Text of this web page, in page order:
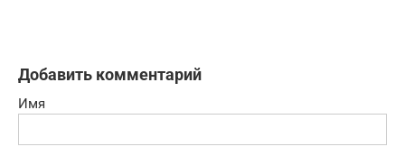
Добавить комментарий
Имя